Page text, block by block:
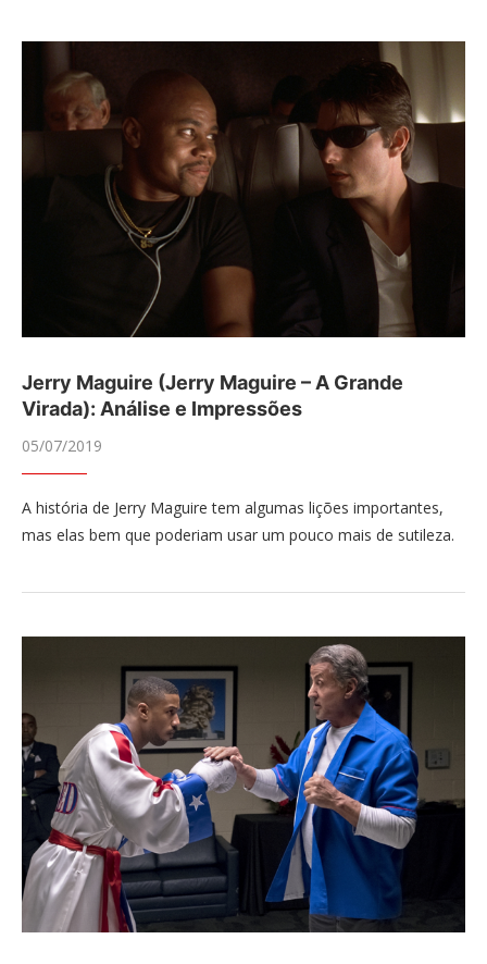
Jerry Maguire (Jerry Maguire – A Grande
Virada): Análise e Impressões
05/07/2019
A história de Jerry Maguire tem algumas lições importantes,
mas elas bem que poderiam usar um pouco mais de sutileza.